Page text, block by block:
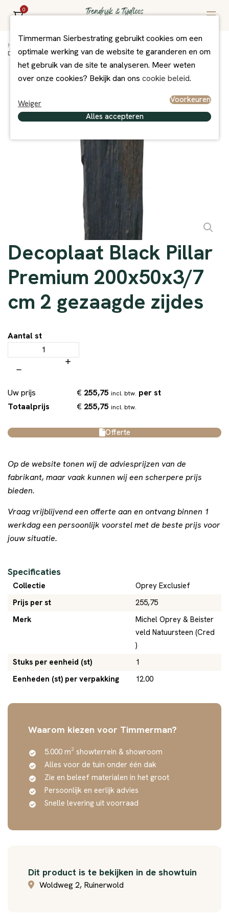
0
Home Oprey Exclusief
Decoplaat Black Pillar Premium 200x50x3/7 cm 2 gezaagde zijdes
Decoplaat Black Pillar
Premium 200x50x3/7
cm 2 gezaagde zijdes
Aantal st
Uw prijs € 255,75 incl. btw. per st
Totaalprijs
€ 255,75 incl. btw.
Offerte
Op de website tonen wij de adviesprijzen van de
fabrikant, maar vaak kunnen wij een scherpere prijs
bieden.
Vraag vrijblijvend een offerte aan en ontvang binnen 1
werkdag een persoonlijk voorstel met de beste prijs voor
jouw situatie.
Specificaties
Collectie
Oprey Exclusief
Prijs per st
255,75
Merk
Michel Oprey & Beister
veld Natuursteen (Cred
)
Stuks per eenheid (st)
1
Eenheden (st) per verpakking
12.00
Waarom kiezen voor Timmerman?
5.000 m² showterrein & showroom
Alles voor de tuin onder één dak
Zie en beleef materialen in het groot
Persoonlijk en eerlijk advies
Snelle levering uit voorraad
Dit product is te bekijken in de showtuin
Woldweg 2, Ruinerwold
Timmerman Sierbestrating gebruikt cookies om een
optimale werking van de website te garanderen en om
het gebruik van de site te analyseren. Meer weten
over onze cookies? Bekijk dan ons cookie beleid.
Weiger
Voorkeuren
Alles accepteren